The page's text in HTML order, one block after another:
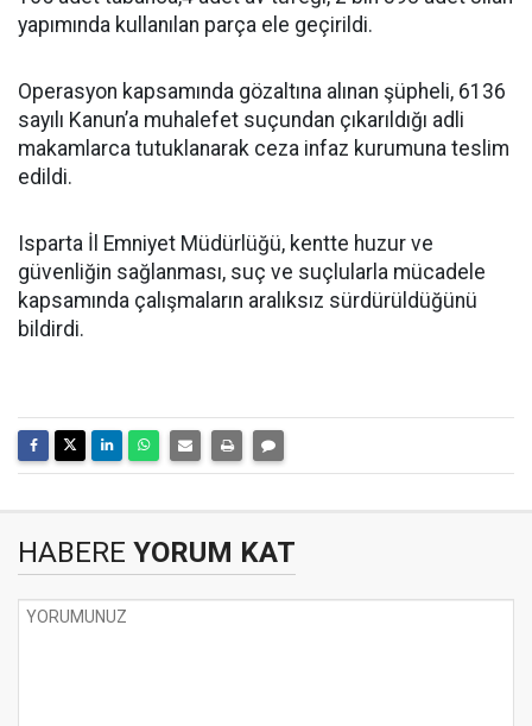
yapımında kullanılan parça ele geçirildi.
Operasyon kapsamında gözaltına alınan şüpheli, 6136
sayılı Kanun’a muhalefet suçundan çıkarıldığı adli
makamlarca tutuklanarak ceza infaz kurumuna teslim
edildi.
Isparta İl Emniyet Müdürlüğü, kentte huzur ve
güvenliğin sağlanması, suç ve suçlularla mücadele
kapsamında çalışmaların aralıksız sürdürüldüğünü
bildirdi.
HABERE YORUM KAT